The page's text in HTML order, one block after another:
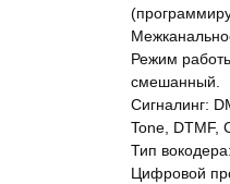
Режим
смешанный.
Сигналинг:
Tone, DTMF,
Тип
Цифровой